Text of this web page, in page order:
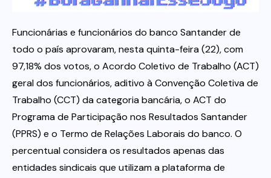
Itau
Financeiras e Cooperativas
Funcionárias e funcionários do banco Santander de
todo o país aprovaram, nesta quinta-feira (22), com
97,18% dos votos, o Acordo Coletivo de Trabalho (ACT)
geral dos funcionários, aditivo à Convenção Coletiva de
Trabalho (CCT) da categoria bancária, o ACT do
Programa de Participação nos Resultados Santander
(PPRS) e o Termo de Relações Laborais do banco. O
percentual considera os resultados apenas das
entidades sindicais que utilizam a plataforma de